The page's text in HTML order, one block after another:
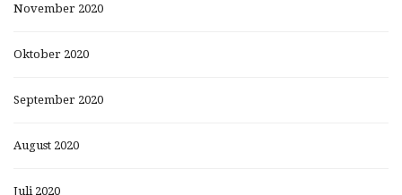
November 2020
Oktober 2020
September 2020
August 2020
Juli 2020